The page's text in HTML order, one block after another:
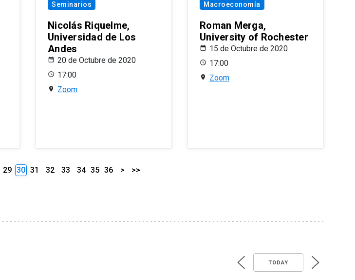
Seminarios
Nicolás Riquelme,
Universidad de Los
Andes
20 de Octubre de 2020
17:00
Zoom
Macroeconomía
Roman Merga,
University of Rochester
15 de Octubre de 2020
17:00
Zoom
29 30 31 32 33 34 35 36 > >>
TODAY